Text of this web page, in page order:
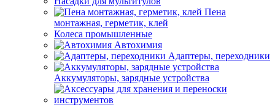
Пена
монтажная, герметик, клей
Колеса промышленные
Автохимия
Адаптеры, переходники
Аккумуляторы, зарядные устройства